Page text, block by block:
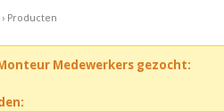
› Producten
Medewerkers gezocht: